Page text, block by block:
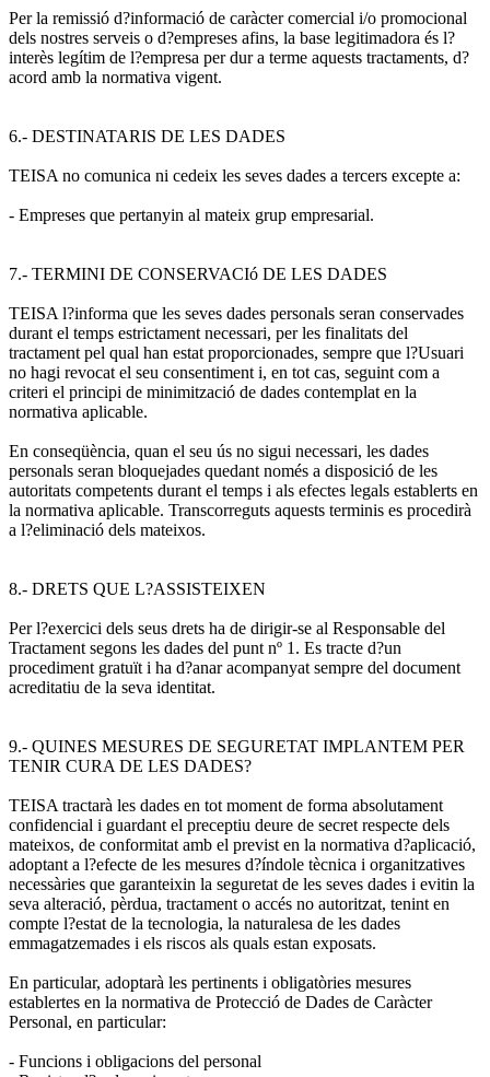
Per la remissió d?informació de caràcter comercial i/o promocional
dels nostres serveis o d?empreses afins, la base legitimadora és l?
interès legítim de l?empresa per dur a terme aquests tractaments, d?
acord amb la normativa vigent.
6.- DESTINATARIS DE LES DADES
TEISA no comunica ni cedeix les seves dades a tercers excepte a:
- Empreses que pertanyin al mateix grup empresarial.
7.- TERMINI DE CONSERVACIó DE LES DADES
TEISA l?informa que les seves dades personals seran conservades
durant el temps estrictament necessari, per les finalitats del
tractament pel qual han estat proporcionades, sempre que l?Usuari
no hagi revocat el seu consentiment i, en tot cas, seguint com a
criteri el principi de minimització de dades contemplat en la
normativa aplicable.
En conseqüència, quan el seu ús no sigui necessari, les dades
personals seran bloquejades quedant només a disposició de les
autoritats competents durant el temps i als efectes legals establerts en
la normativa aplicable. Transcorreguts aquests terminis es procedirà
a l?eliminació dels mateixos.
8.- DRETS QUE L?ASSISTEIXEN
Per l?exercici dels seus drets ha de dirigir-se al Responsable del
Tractament segons les dades del punt nº 1. Es tracte d?un
procediment gratuït i ha d?anar acompanyat sempre del document
acreditatiu de la seva identitat.
9.- QUINES MESURES DE SEGURETAT IMPLANTEM PER
TENIR CURA DE LES DADES?
TEISA tractarà les dades en tot moment de forma absolutament
confidencial i guardant el preceptiu deure de secret respecte dels
mateixos, de conformitat amb el previst en la normativa d?aplicació,
adoptant a l?efecte de les mesures d?índole tècnica i organitzatives
necessàries que garanteixin la seguretat de les seves dades i evitin la
seva alteració, pèrdua, tractament o accés no autoritzat, tenint en
compte l?estat de la tecnologia, la naturalesa de les dades
emmagatzemades i els riscos als quals estan exposats.
En particular, adoptarà les pertinents i obligatòries mesures
establertes en la normativa de Protecció de Dades de Caràcter
Personal, en particular:
- Funcions i obligacions del personal